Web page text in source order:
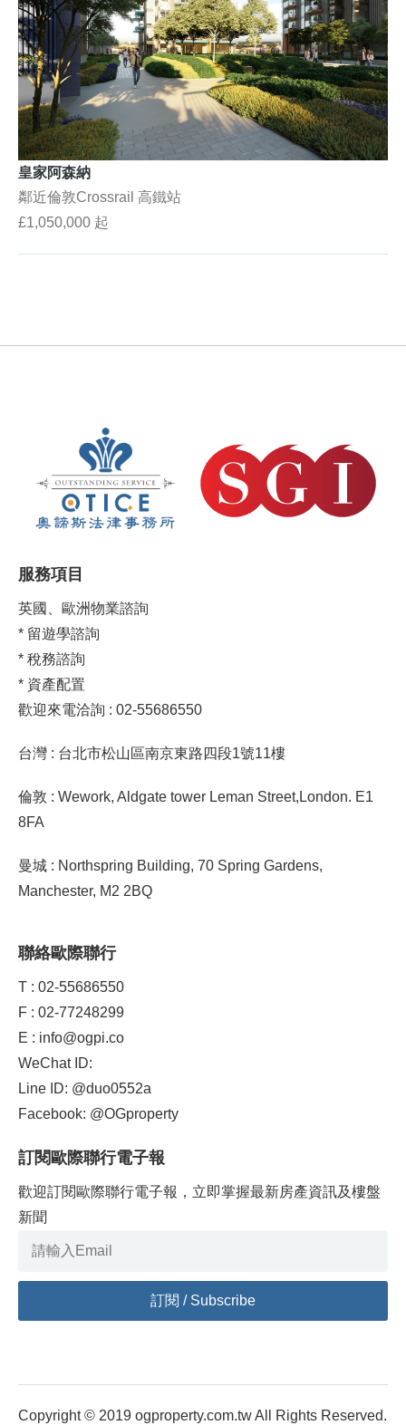
皇家阿森納
鄰近倫敦Crossrail 高鐵站
£1,050,000 起
服務項目
英國、歐洲物業諮詢
* 留遊學諮詢
* 稅務諮詢
* 資產配置
歡迎來電洽詢 : 02-55686550
台灣 : 台北市松山區南京東路四段1號11樓
倫敦 : Wework, Aldgate tower Leman Street,London. E1
8FA
曼城 : Northspring Building, 70 Spring Gardens,
Manchester, M2 2BQ
聯絡歐際聯行
T : 02-55686550
F : 02-77248299
E : info@ogpi.co
WeChat ID:
Line ID: @duo0552a
Facebook: @OGproperty
訂閱歐際聯行電子報
歡迎訂閱歐際聯行電子報，立即掌握最新房產資訊及樓盤
新聞
Copyright © 2019 ogproperty.com.tw All Rights Reserved.